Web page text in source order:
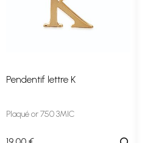
Pendentif lettre K
Plaqué or 750 3MIC